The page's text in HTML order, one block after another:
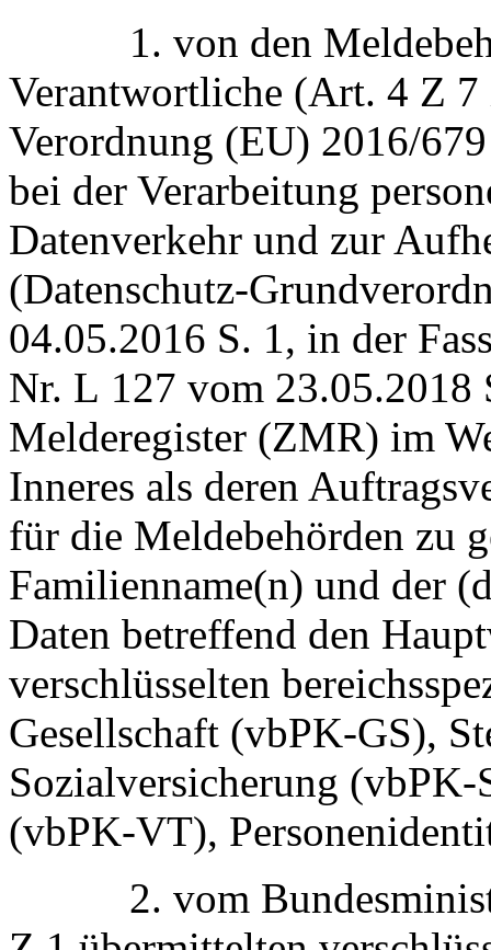
1. von den
Verantwortliche (Art. 4 Z
Verordnung (EU) 2016/
bei der Verarbeitung
Datenverkehr und zur
(Datenschutz-
04.05.2016 S. 1, in der
Nr. L 127 vom 23.05.2018
Melderegister (ZMR) im
Inneres als deren
für die Meldebehörden zu
Familienname(n) und der
Daten betreffend den
verschlüsselten
Gesellschaft (vbPK‑GS),
Sozialversicherung
(vbPK‑VT),
2. vom